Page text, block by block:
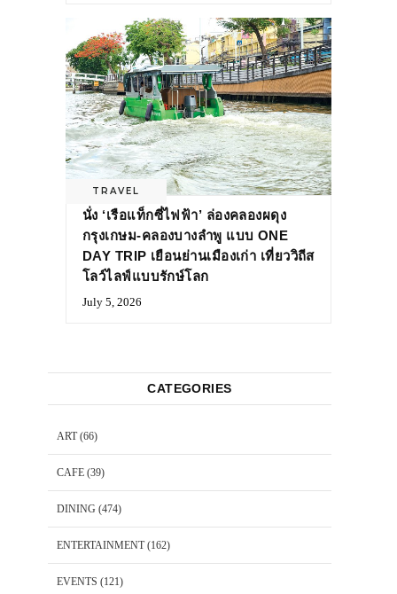
TRAVEL
นั่ง ‘เรือแท็กซี่ไฟฟ้า’ ล่องคลองผดุง
กรุงเกษม-คลองบางลำพู แบบ ONE
DAY TRIP เยือนย่านเมืองเก่า เที่ยววิถีส
โลว์ไลฟ์แบบรักษ์โลก
July 5, 2026
CATEGORIES
ART(66)
CAFE (39)
DINING (474)
ENTERTAINMENT(162)
EVENTS (121)